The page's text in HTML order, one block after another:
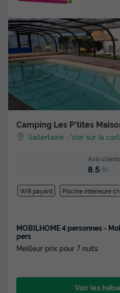
Camping Les P'tites
Sallertaine -Voir sur la
Avis clients
8.5/10
Wifi payant Piscine intérieure
MOBILHOME 4 personnes -
pers
Meilleur prix pour 7 nuits
Voir les